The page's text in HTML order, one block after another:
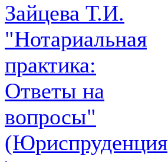
Зайцева Т.И.
"Нотариальная
практика:
Ответы на
вопросы"
(Юриспруденция